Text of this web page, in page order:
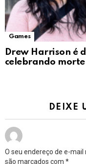
Games
Drew Harrison é
celebrando
DEIXE
O seu endereço de e-mail
são marcados com *